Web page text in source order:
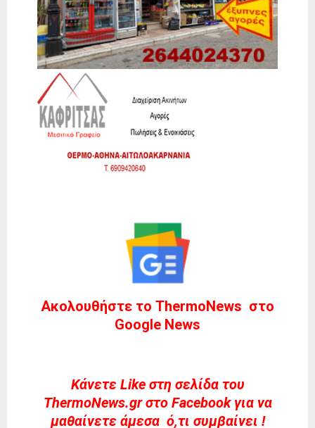
Ακολουθήστε το ThermoNews στο
Google News
Kάνετε Like στη σελίδα του
ThermoNews.gr στο Facebook για να
μαθαίνετε άμεσα ό,τι συμβαίνει !